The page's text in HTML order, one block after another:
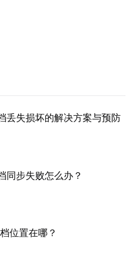
丢失损坏的解决方案与预防
同步失败怎么办？
位置在哪？